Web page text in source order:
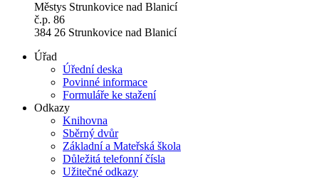
Městys Strunkovice nad Blanicí
č.p. 86
384 26 Strunkovice nad Blanicí
Úřad
Úřední deska
Povinné informace
Formuláře ke stažení
Odkazy
Knihovna
Sběrný dvůr
Základní a Mateřská škola
Důležitá telefonní čísla
Užitečné odkazy